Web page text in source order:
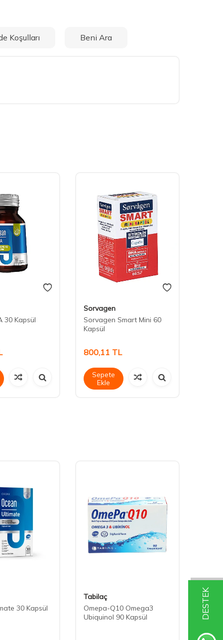
DESTEK
Koşulları Beni Ara
30 Kapsül
Sorvagen
Sorvagen Smart Mini 60
Kapsül
800,11 TL
Sepete
Ekle
30 Kapsül
Tabilaç
Omepa-Q10 Omega3
Ubiquinol 90 Kapsül
Yağı